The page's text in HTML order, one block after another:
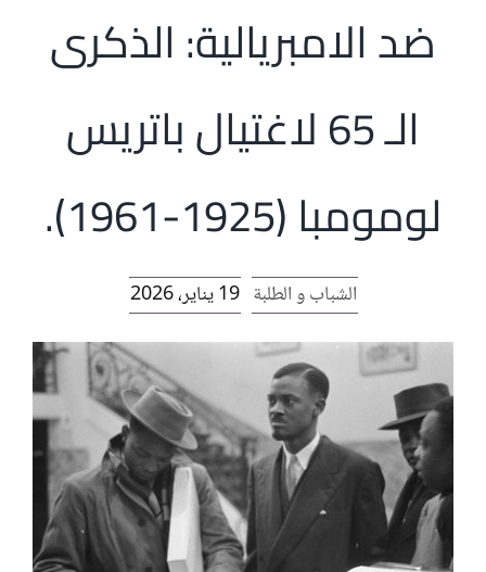
افتتاحية موقع المناضل-ة
روابط
ضد الامبريالية: الذكرى
الـ 65 لاغتيال باتريس
لومومبا (1925-1961).
الشباب و الطلبة 19 يناير، 2026